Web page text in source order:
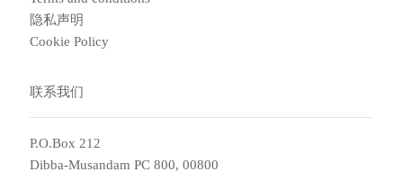
隐私声明
Cookie Policy
联系我们
P.O.Box 212
Dibba-Musandam PC 800, 00800